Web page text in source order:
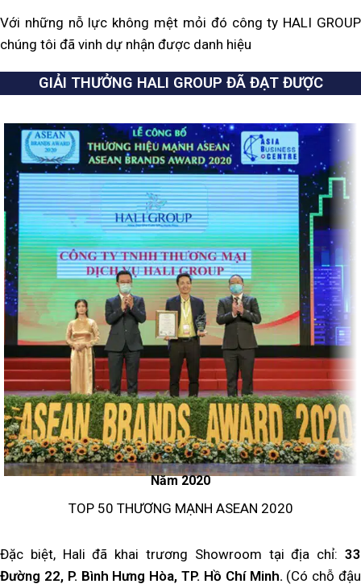
Với những nỗ lực không mệt mỏi đó công ty HALI GROUP
chúng tôi đã vinh dự nhận được danh hiệu
GIẢI THƯỞNG HALI GROUP ĐÃ ĐẠT ĐƯỢC
Năm 2020
TOP 50 THƯƠNG MẠNH ASEAN 2020
Đặc biệt, Hali đã khai trương Showroom tại địa chỉ: 33
Đường 22, P. Bình Hưng Hòa, TP. Hồ Chí Minh. (Có chỗ đậu